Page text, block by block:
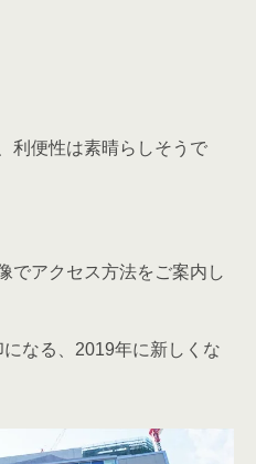
利便性は素晴らしそうで
でアクセス方法をご案内し
なる、2019年に新しくな